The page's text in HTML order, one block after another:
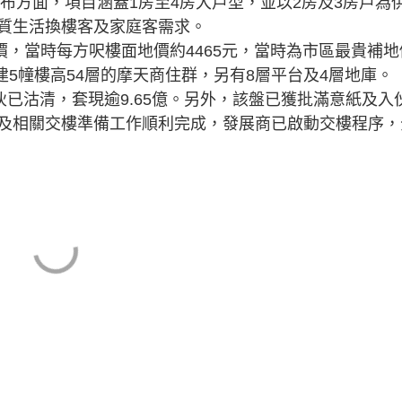
生活換樓客及家庭客需求。
時每方呎樓面地價約4465元，當時為市區最貴補地
幢樓高54層的摩天商住群，另有8層平台及4層地庫。
清，套現逾9.65億。另外，該盤已獲批滿意紙及入
相關交樓準備工作順利完成，發展商已啟動交樓程序